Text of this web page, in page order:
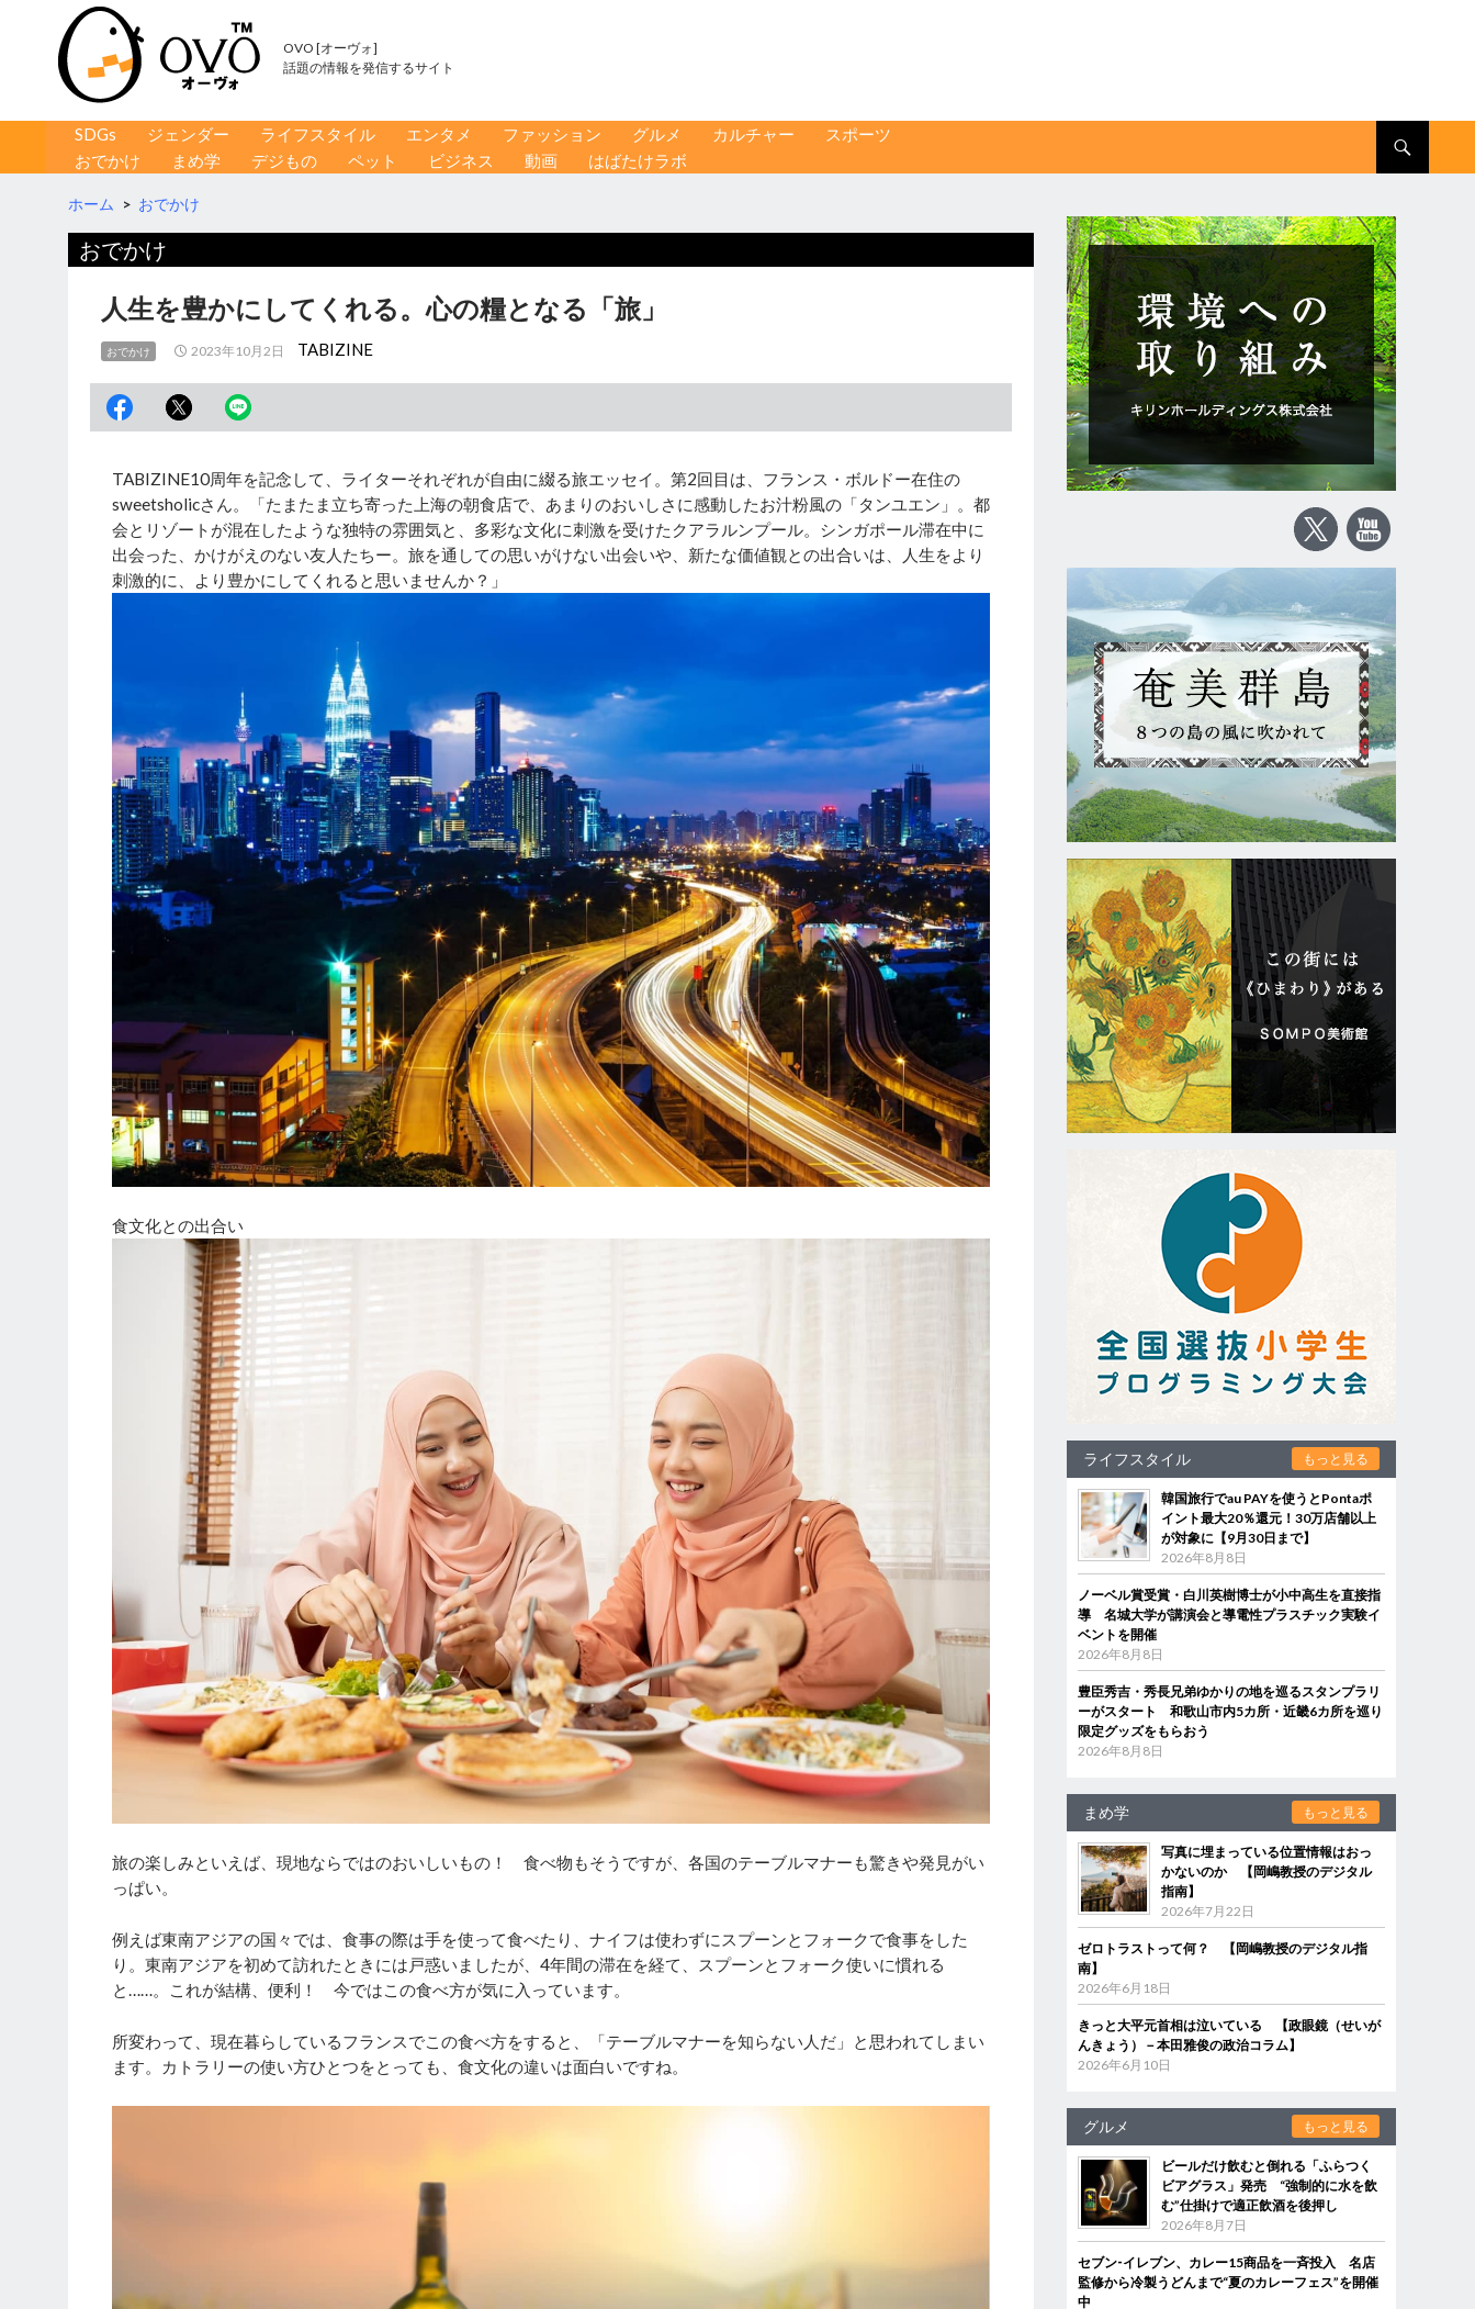
OVO [オーヴォ]
話題の情報を発信するサイト
コンテンツへ移動
SDGs ジェンダー ライフスタイル エンタメ ファッション グルメ カルチャー
スポーツ
おでかけ
まめ学 デジもの ペット ビジネス 動画 はばたけラボ
ホーム > おでかけ
おでかけ
人生を豊かにしてくれる。心の糧となる「旅」
おでかけ 2023年10月2日 TABIZINE
TABIZINE10周年を記念して、ライターそれぞれが自由に綴る旅エッセイ。第2回目は、フランス・ボルドー在住の
sweetsholicさん。「たまたま立ち寄った上海の朝食店で、あまりのおいしさに感動したお汁粉風の「タンユエン」。都
会とリゾートが混在したような独特の雰囲気と、多彩な文化に刺激を受けたクアラルンプール。シンガポール滞在中に
出会った、かけがえのない友人たちー。旅を通しての思いがけない出会いや、新たな価値観との出合いは、人生をより
刺激的に、より豊かにしてくれると思いませんか？」
食文化との出合い
旅の楽しみといえば、現地ならではのおいしいもの！ 食べ物もそうですが、各国のテーブルマナーも驚きや発見がい
っぱい。
例えば東南アジアの国々では、食事の際は手を使って食べたり、ナイフは使わずにスプーンとフォークで食事をした
り。東南アジアを初めて訪れたときには戸惑いましたが、4年間の滞在を経て、スプーンとフォーク使いに慣れる
と……。これが結構、便利！ 今ではこの食べ方が気に入っています。
所変わって、現在暮らしているフランスでこの食べ方をすると、「テーブルマナーを知らない人だ」と思われてしまい
ます。カトラリーの使い方ひとつをとっても、食文化の違いは面白いですね。
ライフスタイル もっと見る
韓国旅行でau PAYを使うとPontaポ
イント最大20％還元！30万店舗以上
が対象に【9月30日まで】
2026年8月8日
ノーベル賞受賞・白川英樹博士が小中高生を直接指
導 名城大学が講演会と導電性プラスチック実験イ
ベントを開催
2026年8月8日
豊臣秀吉・秀長兄弟ゆかりの地を巡るスタンプラリ
ーがスタート 和歌山市内5カ所・近畿6カ所を巡り
限定グッズをもらおう
2026年8月8日
まめ学 もっと見る
写真に埋まっている位置情報はおっ
かないのか 【岡嶋教授のデジタル
指南】
2026年7月22日
ゼロトラストって何？ 【岡嶋教授のデジタル指
南】
2026年6月18日
きっと大平元首相は泣いている 【政眼鏡（せいが
んきょう）－本田雅俊の政治コラム】
2026年6月10日
グルメ もっと見る
ビールだけ飲むと倒れる「ふらつく
ビアグラス」発売 “強制的に水を飲
む”仕掛けで適正飲酒を後押し
2026年8月7日
セブン‐イレブン、カレー15商品を一斉投入 名店
監修から冷製うどんまで“夏のカレーフェス”を開催
中